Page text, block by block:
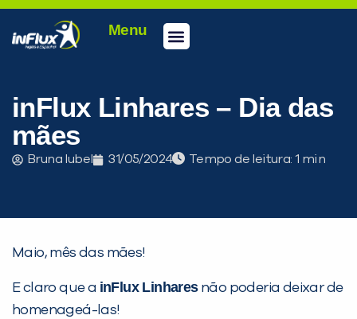
Menu
inFlux Linhares – Dia das
mães
Bruna Iubel 31/05/2024 Tempo de leitura:
Maio, mês das mães!
E claro que a inFlux Linharesnão poderia deixar de
homenageá-las!